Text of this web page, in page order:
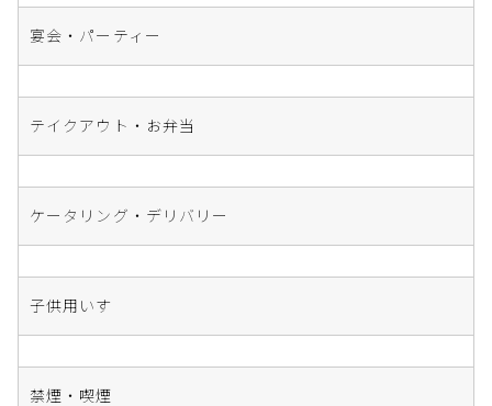
宴会・パーティー
テイクアウト・お弁当
ケータリング・デリバリー
子供用いす
禁煙・喫煙